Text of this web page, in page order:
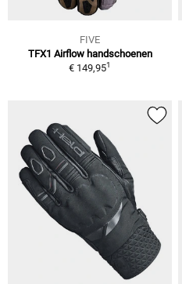
FIVE
TFX1 Airflow handschoenen
€ 149,951